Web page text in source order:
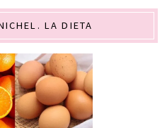
LA DIETA